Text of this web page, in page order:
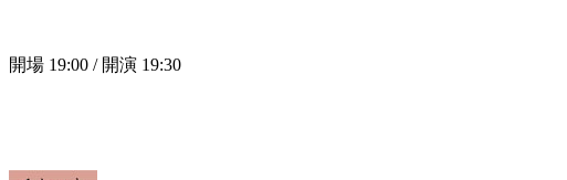
開場 19:00 / 開演 19:30